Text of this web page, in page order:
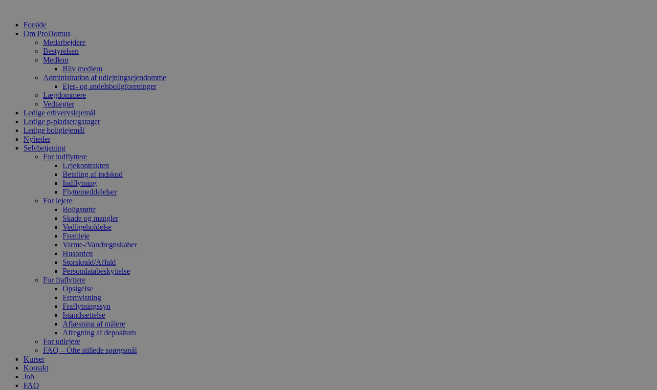
Forside
Om ProDomus
Medarbejdere
Bestyrelsen
Medlem
Bliv medlem
Administration af udlejningsejendomme
Ejer- og andelsboligforeninger
Lægdommere
Vedtægter
Ledige erhvervslejemål
Ledige p-pladser/garager
Ledige boliglejemål
Nyheder
Selvbetjening
For indflyttere
Lejekontrakten
Betaling af indskud
Indflytning
Flyttemeddelelser
For lejere
Boligstøtte
Skade og mangler
Vedligeholdelse
Fremleje
Varme-/Vandregnskaber
Husorden
Storskrald/Affald
Persondatabeskyttelse
For fraflyttere
Opsigelse
Fremvisning
Fraflytningssyn
Istandsættelse
Aflæsning af målere
Afregning af depositum
For udlejere
FAQ – Ofte stillede spørgsmål
Kurser
Kontakt
Job
FAQ